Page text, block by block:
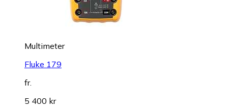
Multimeter
Fluke 179
fr.
5 400 kr